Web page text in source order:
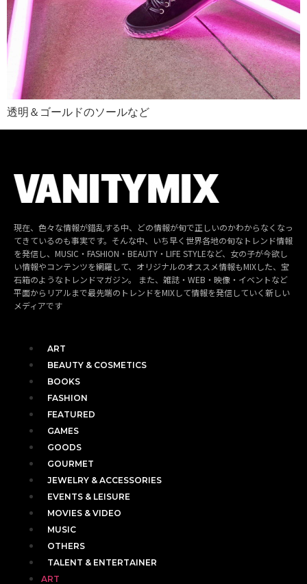
透明＆ゴールドのソールなど
現在、色々な情報が錯乱する中、どの情報が旬で正しいのかわからなくなっ
てきているのも事実です。そんな中、いち早く世界各地の旬なトレンド情報
を発信し、MUSIC・FASHION・BEAUTY・LIFE STYLEなど、女の子が今欲し
い情報やコンテンツを網羅して、オリジナルのオススメ情報もMIXした、宝
石箱のようなトレンドマガジン。 また、雑誌・WEB・映像・イベントなど
平面からリアルまで最先端のトレンドをMIXして情報を発信していく新しい
メディアです
ART
BEAUTY & COSMETICS
BOOKS
FASHION
FEATURED
GAMES
GOODS
GOURMET
JEWELRY & ACCESSORIES
EVENTS & LEISURE
MOVIES & VIDEO
MUSIC
OTHERS
TALENT & ENTERTAINER
ART